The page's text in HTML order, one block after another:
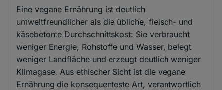
Eine vegane Ernährung ist deutlich
umweltfreundlicher als die übliche, fleisch- und
käsebetonte Durchschnittskost: Sie verbraucht
weniger Energie, Rohstoffe und Wasser, belegt
weniger Landfläche und erzeugt deutlich weniger
Klimagase. Aus ethischer Sicht ist die vegane
Ernährung die konsequenteste Art, verantwortlich